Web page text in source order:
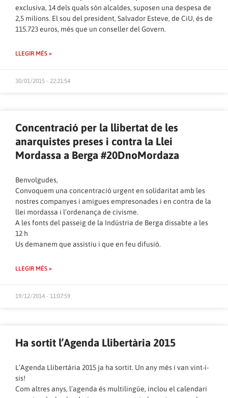
exclusiva, 14 dels quals són alcaldes, suposen una despesa de
2,5 milions. El sou del president, Salvador Esteve, de CiU, és de
115.723 euros, més que un conseller del Govern.
LLEGIR MÉS »
30/01/2015 - 22:21:54
Concentració per la llibertat de les
anarquistes preses i contra la Llei
Mordassa a Berga #20DnoMordaza
Benvolgudes,
Convoquem una concentració urgent en solidaritat amb les
nostres companyes i amigues empresonades i en contra de la
llei mordassa i l’ordenança de civisme.
A les fonts del passeig de la Indústria de Berga dissabte a les
12 h
Us demanem que assistiu i que en feu difusió.
LLEGIR MÉS »
19/12/2014 - 11:07:59
Ha sortit l’Agenda Llibertària 2015
L’Agenda Llibertària 2015 ja ha sortit. Un any més i van vint-i-
sis!
Com altres anys, l’agenda és multilingüe, inclou el calendari